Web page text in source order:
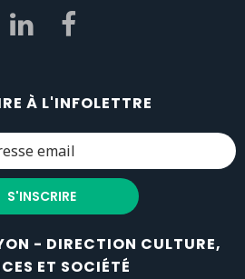
À L'INFOLETTRE
- DIRECTION CULTURE,
ET SOCIÉTÉ